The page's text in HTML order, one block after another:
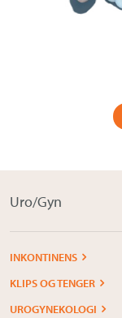
Om Medistim
Uro/Gyn
INKONTINENS
KLIPS OG TENGER
UROGYNEKOLOGI